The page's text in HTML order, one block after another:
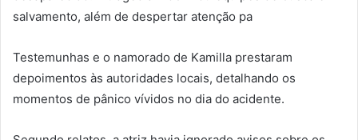
salvamento, além de despertar atenção pa
Testemunhas e o namorado de Kamilla prestaram
depoimentos às autoridades locais, detalhando os
momentos de pânico vívidos no dia do acidente.